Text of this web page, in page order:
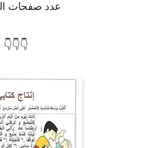
عدد صفحات
👇👇👇